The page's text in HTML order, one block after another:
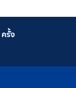
ครั้ง